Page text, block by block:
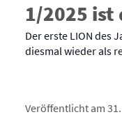
1/2025 ist
Der erste LION des
diesmal wieder als
Veröffentlicht am